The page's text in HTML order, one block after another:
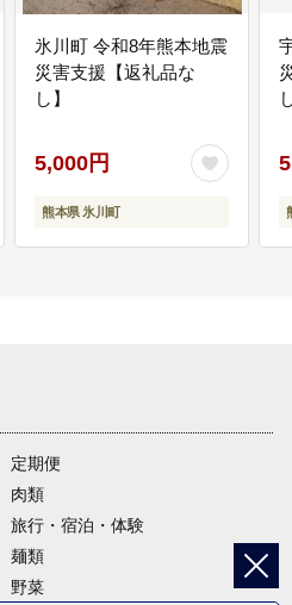
氷川町 令和8年熊本地震
災害支援【返礼品な
し】
5,000円
熊本県 氷川町
定期便
肉類
旅行・宿泊・体験
麺類
野菜